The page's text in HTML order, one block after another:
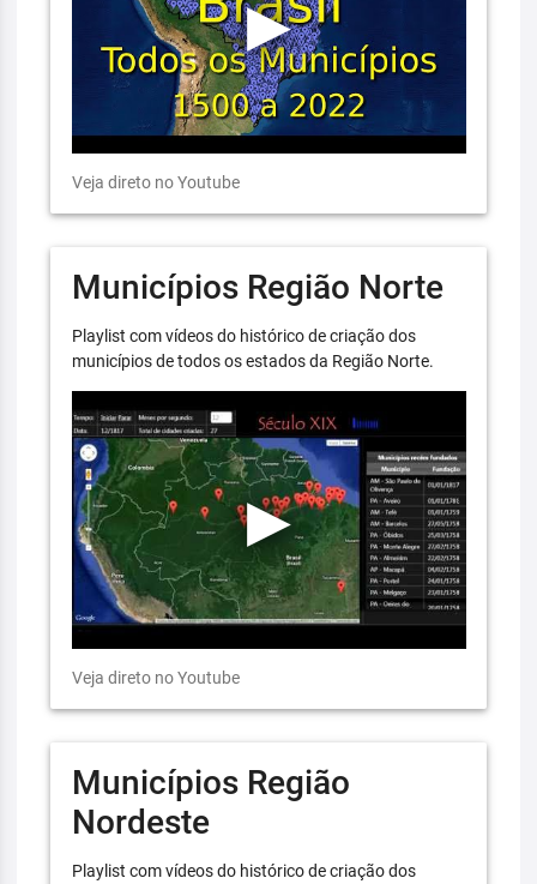
Veja direto no Youtube
Municípios Região Norte
Playlist com vídeos do histórico de criação dos
municípios de todos os estados da Região Norte.
Veja direto no Youtube
Municípios Região
Nordeste
Playlist com vídeos do histórico de criação dos